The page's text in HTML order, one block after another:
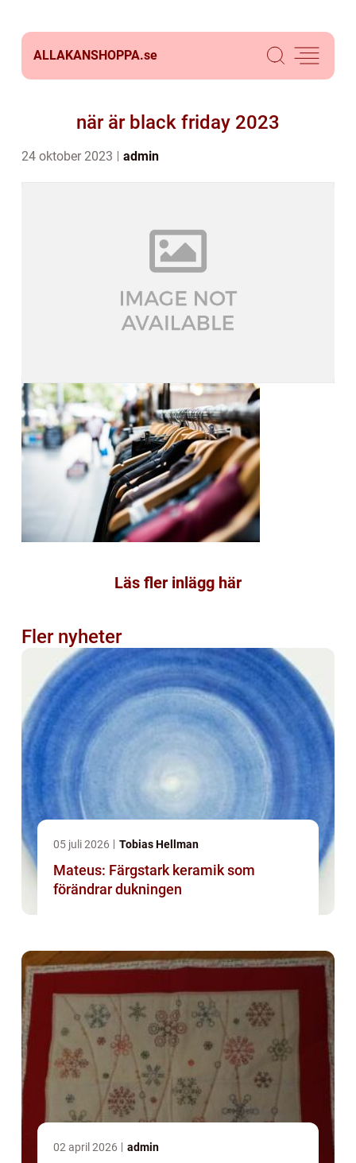
ALLAKANSHOPPA.se
när är black friday 2023
24 oktober 2023 admin
Läs fler inlägg här
Fler nyheter
05 juli 2026 Tobias Hellman
Mateus: Färgstark keramik som
förändrar dukningen
02 april 2026 admin